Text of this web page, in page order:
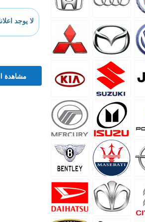
لا يوجد
مشاهدة